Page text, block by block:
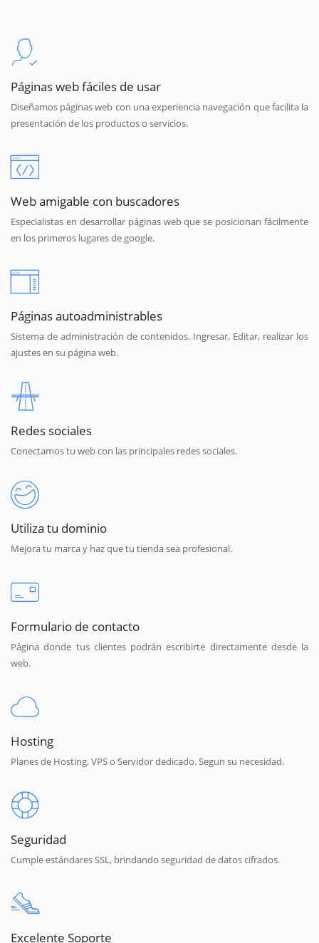
Páginas web fáciles de usar
Diseñamos páginas web con una experiencia navegación que facilita la
presentación de los productos o servicios.
Web amigable con buscadores
Especialistas en desarrollar páginas web que se posicionan fácilmente
en los primeros lugares de google.
Páginas autoadministrables
Sistema de administración de contenidos. Ingresar, Editar, realizar los
ajustes en su página web.
Redes sociales
Conectamos tu web con las principales redes sociales.
Utiliza tu dominio
Mejora tu marca y haz que tu tienda sea profesional.
Formulario de contacto
Página donde tus clientes podrán escribirte directamente desde la
web.
Hosting
Planes de Hosting, VPS o Servidor dedicado. Segun su necesidad.
Seguridad
Cumple estándares SSL, brindando seguridad de datos cifrados.
Excelente Soporte